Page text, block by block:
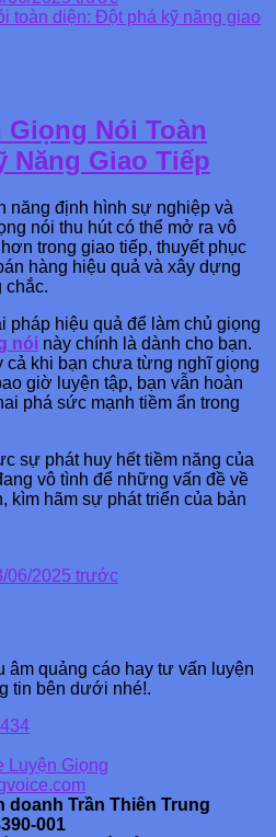
Nói Toàn
Năng Giao Tiếp
năng định hình sự nghiệp và
nói thu hút có thể mở ra vô
trong giao tiếp, thuyết phục
hàng hiệu quả và xây dựng
chắc.
pháp hiệu quả để làm chủ giọng
nói này chính là dành cho bạn.
cả khi bạn chưa từng nghĩ giọng
giờ luyện tập, bạn vẫn hoàn
phá sức mạnh tiềm ẩn trong
sự phát huy hết tiềm năng của
vô tình để những vấn đề về
kìm hãm sự phát triển của bản
06/2025 trước
âm quảng cáo hay tư vấn luyện
tin bên dưới nhé!.
Luyện Giọng
doanh Trần Thiên Trung
001